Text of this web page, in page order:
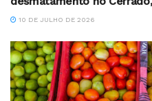
10 DE JULHO DE 2026